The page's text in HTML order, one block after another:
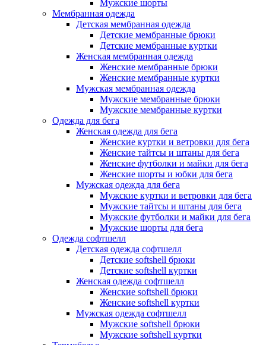
Мужские шорты
Мембранная одежда
Детская мембранная одежда
Детские мембранные брюки
Детские мембранные куртки
Женская мембранная одежда
Женские мембранные брюки
Женские мембранные куртки
Мужская мембранная одежда
Мужские мембранные брюки
Мужские мембранные куртки
Одежда для бега
Женская одежда для бега
Женские куртки и ветровки для бега
Женские тайтсы и штаны для бега
Женские футболки и майки для бега
Женские шорты и юбки для бега
Мужская одежда для бега
Мужские куртки и ветровки для бега
Мужские тайтсы и штаны для бега
Мужские футболки и майки для бега
Мужские шорты для бега
Одежда софтшелл
Детская одежда софтшелл
Детские softshell брюки
Детские softshell куртки
Женская одежда софтшелл
Женские softshell брюки
Женские softshell куртки
Мужская одежда софтшелл
Мужские softshell брюки
Мужские softshell куртки